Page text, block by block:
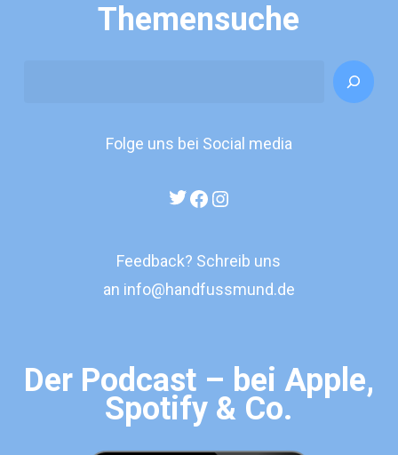
Themensuche
Folge uns bei Social media
Twitter
Facebook
Feedback? Schreib uns
an info@handfussmund.de
Der Podcast – bei Apple,
Spotify & Co.